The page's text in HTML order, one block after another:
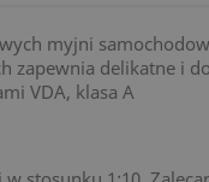
myjni
delikatne i
VDA, klasa A